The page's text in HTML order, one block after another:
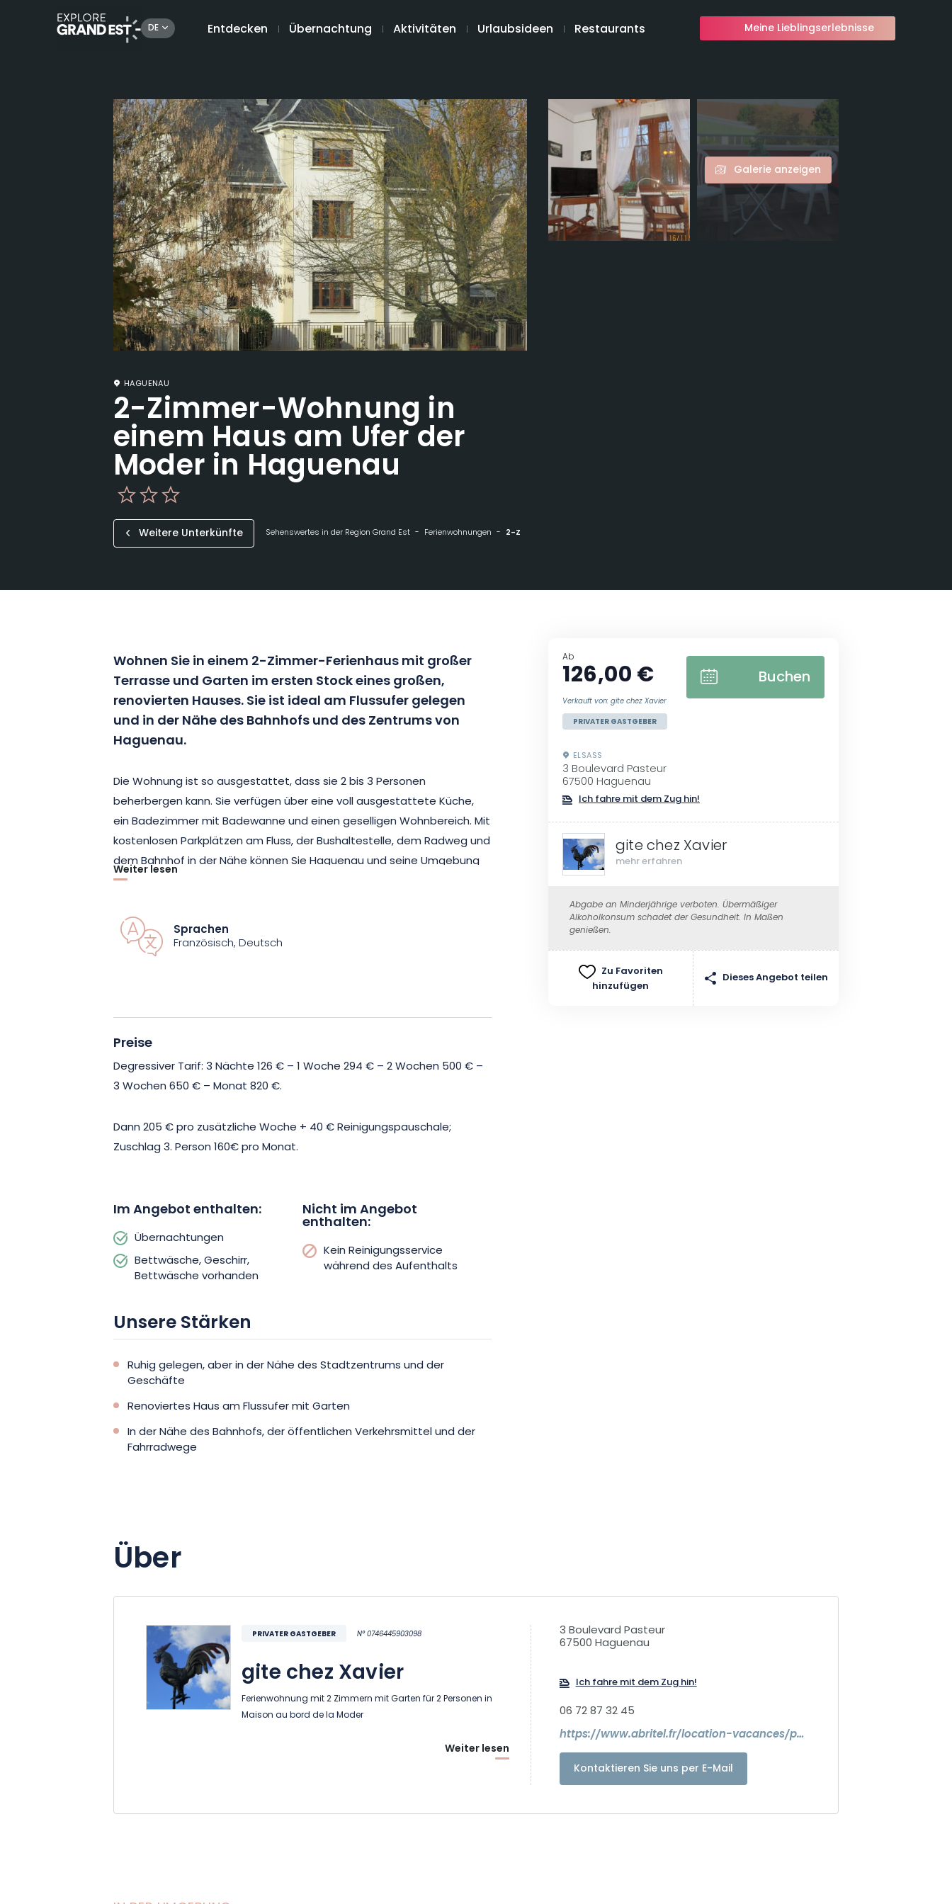
DE Entdecken Übernachtung Aktivitäten Urlaubsideen Restaurants Meine Lieblingserlebnisse
Galerie anzeigen
HAGUENAU
2-Zimmer-Wohnung in
einem Haus am Ufer der
Moder in Haguenau
Weitere Unterkünfte Sehenswertes in der Region Grand Est Ferienwohnungen 2-Zimmer-Wohnung in einem Haus am Ufer der Moder in Haguenau
Wohnen Sie in einem 2-Zimmer-Ferienhaus mit großer
Terrasse und Garten im ersten Stock eines großen,
renovierten Hauses. Sie ist ideal am Flussufer gelegen
und in der Nähe des Bahnhofs und des Zentrums von
Haguenau.
Die Wohnung ist so ausgestattet, dass sie 2 bis 3 Personen
beherbergen kann. Sie verfügen über eine voll ausgestattete Küche,
ein Badezimmer mit Badewanne und einen geselligen Wohnbereich. Mit
kostenlosen Parkplätzen am Fluss, der Bushaltestelle, dem Radweg und
dem Bahnhof in der Nähe können Sie Haguenau und seine Umgebung
leicht erkunden.
Warten Sie nicht länger, sondern buchen Sie Ihren Aufenthalt in
Haguenau und erkunden Sie die Gegend in Ihrem eigenen Tempo.
Weiter lesen
Sprachen
Französisch, Deutsch
Preise
Degressiver Tarif: 3 Nächte 126 € – 1 Woche 294 € – 2 Wochen 500 € –
3 Wochen 650 € – Monat 820 €.
Dann 205 € pro zusätzliche Woche + 40 € Reinigungspauschale;
Zuschlag 3. Person 160€ pro Monat.
Im Angebot enthalten:
Übernachtungen
Bettwäsche, Geschirr,
Bettwäsche vorhanden
Nicht im Angebot
enthalten:
Kein Reinigungsservice
während des Aufenthalts
Unsere Stärken
Ruhig gelegen, aber in der Nähe des Stadtzentrums und der
Geschäfte
Renoviertes Haus am Flussufer mit Garten
In der Nähe des Bahnhofs, der öffentlichen Verkehrsmittel und der
Fahrradwege
Ab
126,00 €
Verkauft von: gite chez Xavier
Buchen
PRIVATER GASTGEBER
ELSASS
3 Boulevard Pasteur
67500 Haguenau
Ich fahre mit dem Zug hin!
gite chez Xavier
mehr erfahren
Abgabe an Minderjährige verboten. Übermäßiger
Alkoholkonsum schadet der Gesundheit. In Maßen
genießen.
Zu Favoriten
hinzufügen
Dieses Angebot teilen
Über
PRIVATER GASTGEBER N° 0746445903098
gite chez Xavier
Ferienwohnung mit 2 Zimmern mit Garten für 2 Personen in
Maison au bord de la Moder
Weiter lesen
3 Boulevard Pasteur
67500 Haguenau
Ich fahre mit dem Zug hin!
06 72 87 32 45
https://www.abritel.fr/location-vacances/p1739220?dateless=true&x_pwa=1&rfrr=HSR&pwa_ts=1731682315090&referrerUrl=aHR0cHM6Ly93d3cuYWJyaXRlbC5mci9Ib3RlbC1TZWFyY2g%
Kontaktieren Sie uns per E-Mail